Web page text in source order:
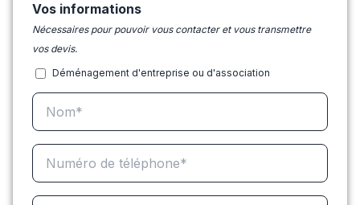
Vos informations
Nécessaires pour pouvoir vous contacter et vous transmettre
vos devis.
Déménagement d'entreprise ou d'association